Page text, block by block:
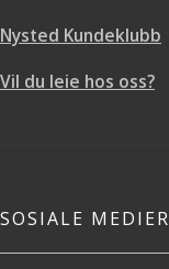
Nysted Kundeklubb
Vil du leie hos oss?
SOSIALE MEDIER